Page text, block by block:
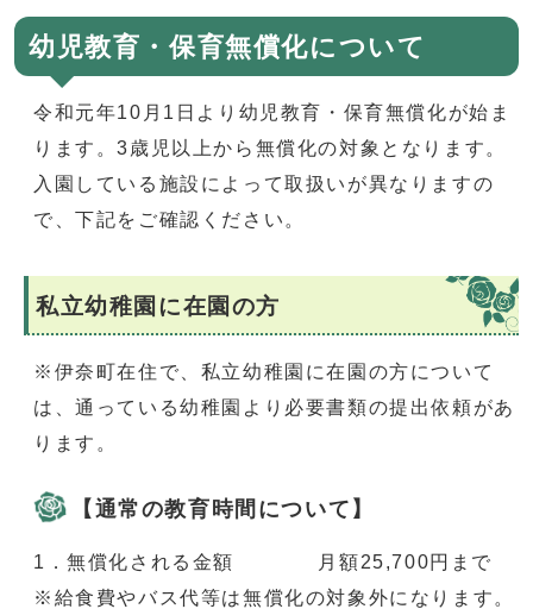
幼児教育・保育無償化について
令和元年10月1日より幼児教育・保育無償化が始ま
ります。3歳児以上から無償化の対象となります。
入園している施設によって取扱いが異なりますの
で、下記をご確認ください。
私立幼稚園に在園の方
※伊奈町在住で、私立幼稚園に在園の方について
は、通っている幼稚園より必要書類の提出依頼があ
ります。
【通常の教育時間について】
1．無償化される金額 月額25,700円まで
※給食費やバス代等は無償化の対象外になります。